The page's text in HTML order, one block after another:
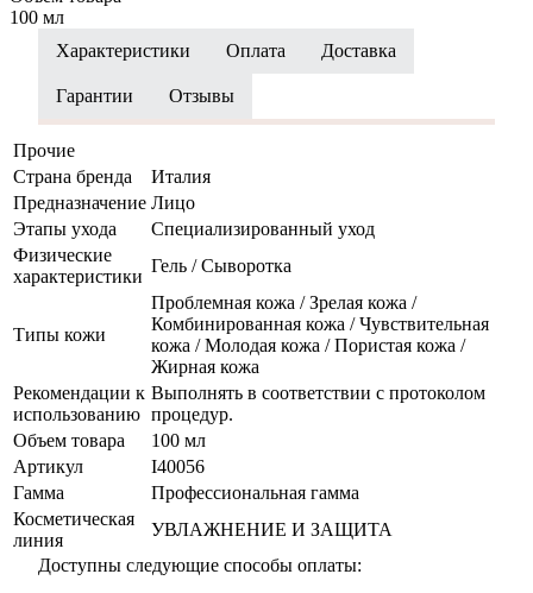
100 мл
Характеристики
Оплата Доставка
Гарантии Отзывы
Прочие
Страна бренда
Италия
Предназначение Лицо
Этапы ухода
Специализированный уход
Физические
характеристики
Гель / Сыворотка
Типы кожи
Проблемная кожа / Зрелая кожа /
Комбинированная кожа / Чувствительная
кожа / Молодая кожа / Пористая кожа /
Жирная кожа
Рекомендации к
использованию
Выполнять в соответствии с протоколом
процедур.
Объем товара
100 мл
Артикул
I40056
Гамма
Профессиональная гамма
Косметическая
линия
УВЛАЖНЕНИЕ И ЗАЩИТА
Доступны следующие способы оплаты: